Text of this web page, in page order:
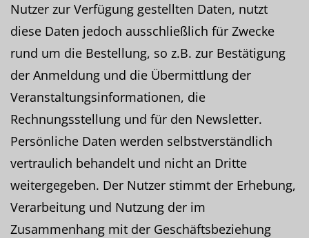
Nutzer zur Verfügung gestellten Daten, nutzt
diese Daten jedoch ausschließlich für Zwecke
rund um die Bestellung, so z.B. zur Bestätigung
der Anmeldung und die Übermittlung der
Veranstaltungsinformationen, die
Rechnungsstellung und für den Newsletter.
Persönliche Daten werden selbstverständlich
vertraulich behandelt und nicht an Dritte
weitergegeben. Der Nutzer stimmt der Erhebung,
Verarbeitung und Nutzung der im
Zusammenhang mit der Geschäftsbeziehung